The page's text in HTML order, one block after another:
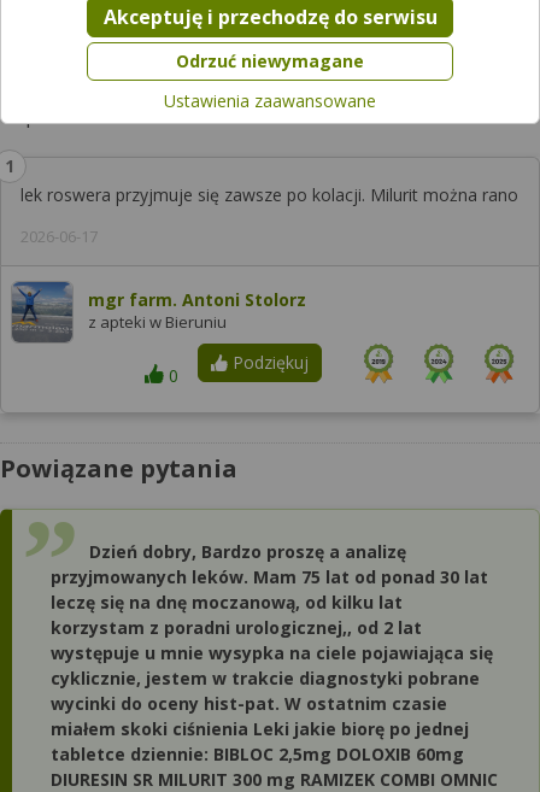
Sprawdź teraz
Odpowiedzi farmaceutów
lek roswera przyjmuje się zawsze po kolacji. Milurit można rano
2026-06-17
mgr farm. Antoni Stolorz
z apteki w Bieruniu
Podziękuj
0
Powiązane pytania
Dzień dobry, Bardzo proszę a analizę
przyjmowanych leków. Mam 75 lat od ponad 30 lat
leczę się na dnę moczanową, od kilku lat
korzystam z poradni urologicznej,, od 2 lat
występuje u mnie wysypka na ciele pojawiająca się
cyklicznie, jestem w trakcie diagnostyki pobrane
wycinki do oceny hist-pat. W ostatnim czasie
miałem skoki ciśnienia Leki jakie biorę po jednej
tabletce dziennie: BIBLOC 2,5mg DOLOXIB 60mg
DIURESIN SR MILURIT 300 mg RAMIZEK COMBI OMNIC
Pamiętaj, że wyrażenie zgody jest dobrowolne, a wyrażoną
zgodę możesz w każdej chwili cofnąć, możesz też wycofać
zgodę na przetwarzanie Twoich danych tylko w niektórych
celach. Jeżeli chcesz dowiedzieć się więcej lub chcesz
Więcej informacji na temat wykorzystywania narzędzi
Serwisu.
Odrzuć niewymagane
Akceptuję i przechodzę do serwisu
Ustawienia zaawansowane